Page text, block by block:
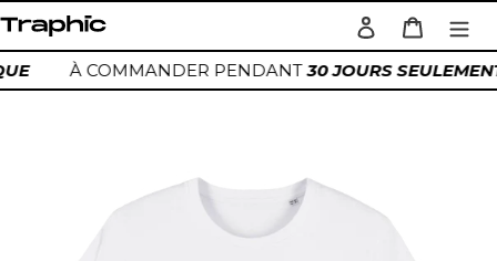
au
contenu
Rechercher
Se connecterPanier
À COMMANDER PENDANT30 JOURS